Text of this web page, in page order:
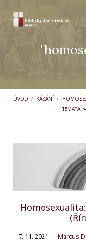
ÚVOD / KÁZÁNÍ /
TÉMATA
7. 11. 2021 Marcus